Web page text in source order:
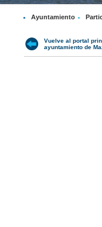
Ayuntamiento
Vuelve al portal
ayuntamiento de